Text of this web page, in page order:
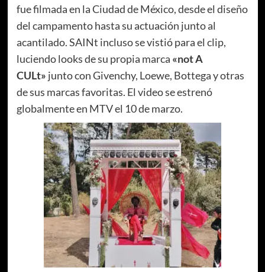
fue filmada en la Ciudad de México, desde el diseño
del campamento hasta su actuación junto al
acantilado. SAINt incluso se vistió para el clip,
luciendo looks de su propia marca «not A
CULt» junto con Givenchy, Loewe, Bottega y otras
de sus marcas favoritas. El video se estrenó
globalmente en MTV el 10 de marzo.